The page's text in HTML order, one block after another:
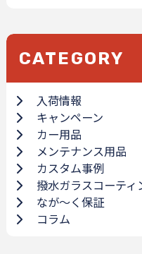
CATEGORY
入荷情報
キャンペーン
カー用品
メンテナンス用品
カスタム事例
撥水ガラスコーティ
なが～く保証
コラム